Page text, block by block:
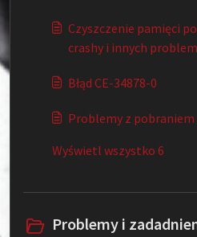
Czyszczenie pamięci
crashy i innych
Błąd CE-34878-0
Problemy z pobraniem
Wyświetl wszystko 6
Problemy i